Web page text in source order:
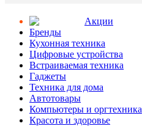
Aкции
Бренды
Кухонная техника
Цифровые устройства
Встраиваемая техника
Гаджеты
Техника для дома
Автотовары
Компьютеры и оргтехника
Красота и здоровье